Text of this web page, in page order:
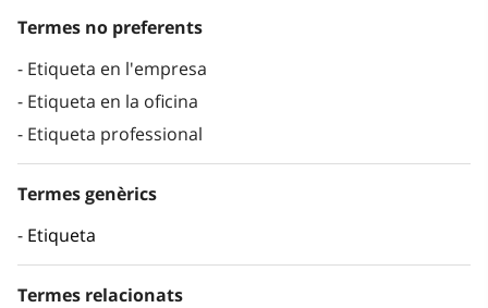
Termes no preferents
Etiqueta en l'empresa
Etiqueta en la oficina
Etiqueta professional
Termes genèrics
Etiqueta
Termes relacionats